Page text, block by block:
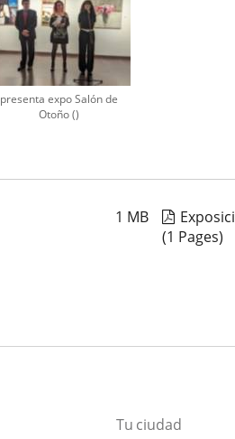
presenta expo Salón de
Otoño ()
1 MB
(1 Pages)
Tu ciudad